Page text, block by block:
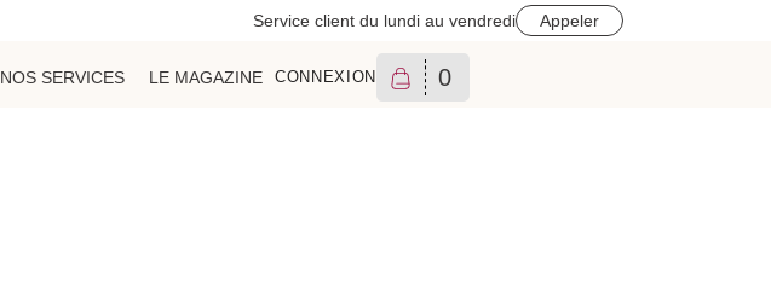
Service client du lundi au vendredi Appeler
NOS SERVICES LE MAGAZINE CONNEXION 0